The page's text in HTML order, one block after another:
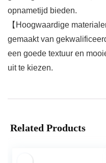
opnametijd bieden.
【Hoogwaardige
gemaakt van
een goede textuur en
uit te kiezen.
Related Products